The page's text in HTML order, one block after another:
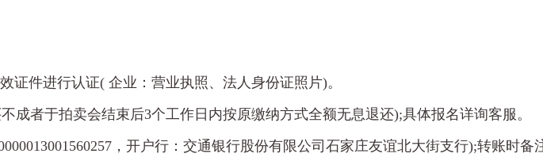
件进行认证( 企业：营业执照、法人身份证照片)。
者于拍卖会结束后3个工作日内按原缴纳方式全额无息退还);具体报名详询客服。
，开户行：交通银行股份有限公司石家庄友谊北大街支行);转账时备